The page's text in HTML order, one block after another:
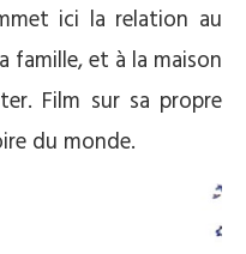
ici la relation au
famille, et à la maison
Film sur sa propre
du monde.